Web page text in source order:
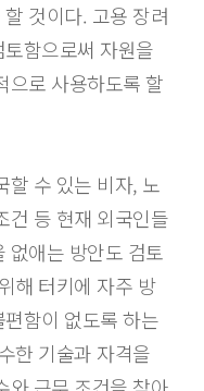
것이다. 고용 장려
함으로써 자원을
으로 사용하도록 할
할 수 있는 비자, 노
건 등 현재 외국인들
없애는 방안도 검토
해 터키에 자주 방
함이 없도록 하는
한 기술과 자격을